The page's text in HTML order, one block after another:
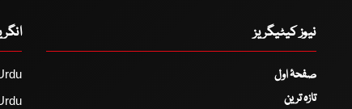
نیوز کیٹیگریز
صفحۂ اول
تازہ ترین